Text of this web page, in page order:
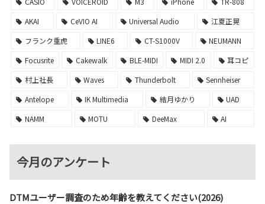
AKAI
CeVIO AI Universal Audio
江夏正晃
フランク重虎
LINE6 CT-S1000V
NEUMANN
Focusrite
Cakewalk BLE-MIDI MIDI 2.0
耳コピ
村上社長
Waves Thunderbolt
Sennheiser
Antelope
IK Multimedia 結月ゆかり
UAD
NAMM
MOTU DeeMax AI
今月のアンケート
DTMユーザー調査のため年齢を教えてください(2026)